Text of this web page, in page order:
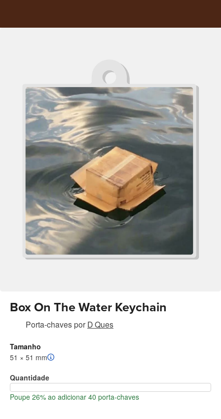
Box On The Water Keychain
Porta-chavespor D Ques
Tamanho
51 × 51 mm
Quantidade
Poupe 26% ao adicionar 40 porta-chaves